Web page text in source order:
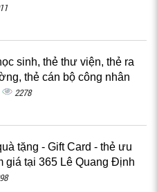
sinh, thẻ thư viện, thẻ ra
thẻ cán bộ công nhân
2278
tặng - Gift Card - thẻ ưu
giá tại 365 Lê Quang Định